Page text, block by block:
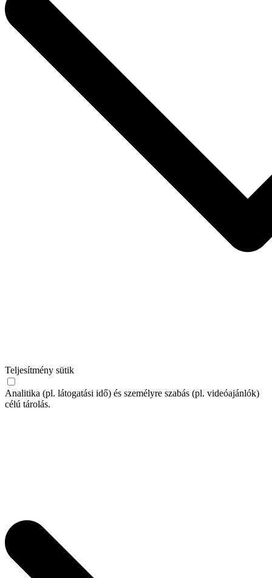
Teljesítmény sütik
Analitika (pl. látogatási idő) és személyre szabás (pl. videóajánlók)
célú tárolás.